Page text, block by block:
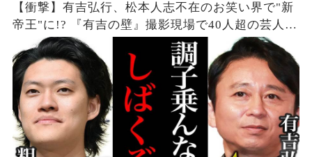
【衝撃】有吉弘行、松本人志不在のお笑い界で"新
帝王"に!? 『有吉の壁』撮影現場で40人超の芸人集
結、吉本タレントも続々"有吉軍団"入り。業界の勢
力図が大きく変化、その実態とは...？